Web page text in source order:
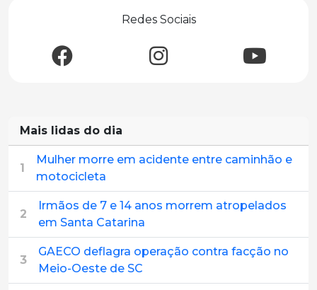
Redes Sociais
Mais lidas do dia
1
Mulher morre em acidente entre caminhão e
motocicleta
2
Irmãos de 7 e 14 anos morrem atropelados
em Santa Catarina
3
GAECO deflagra operação contra facção no
Meio-Oeste de SC